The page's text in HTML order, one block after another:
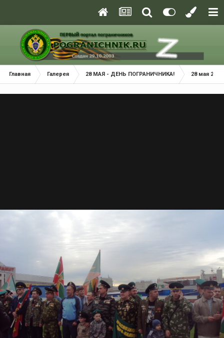
Главная Галерея 28 МАЯ - ДЕНЬ ПОГРАНИЧНИКА! 28 мая